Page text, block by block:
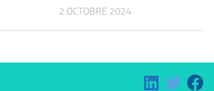
2 OCTOBRE 2024